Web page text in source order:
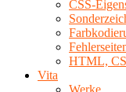
CSS-
HTML,
Vita
Werke